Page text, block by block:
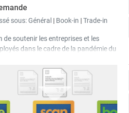
sous:Général | Book-in |Trade-in
de soutenir les entreprises et les
dans le cadre de la pandémie du
une réduction du taux de TVA du
au 31.12.2020.